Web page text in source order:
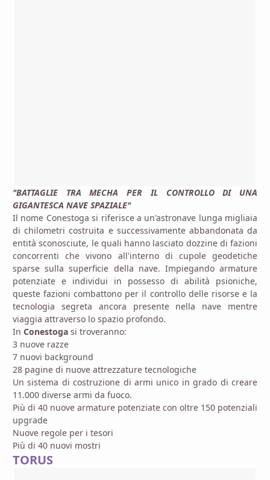
"BATTAGLIE TRA MECHA PER IL CONTROLLO DI UNA
GIGANTESCA NAVE SPAZIALE"
Il nome Conestoga si riferisce a un'astronave lunga migliaia
di chilometri costruita e successivamente abbandonata da
entità sconosciute, le quali hanno lasciato dozzine di fazioni
concorrenti che vivono all'interno di cupole geodetiche
sparse sulla superficie della nave. Impiegando armature
potenziate e individui in possesso di abilità psioniche,
queste fazioni combattono per il controllo delle risorse e la
tecnologia segreta ancora presente nella nave mentre
viaggia attraverso lo spazio profondo.
In Conestoga si troveranno:
3 nuove razze
7 nuovi background
28 pagine di nuove attrezzature tecnologiche
Un sistema di costruzione di armi unico in grado di creare
11.000 diverse armi da fuoco.
Più di 40 nuove armature potenziate con oltre 150 potenziali
upgrade
Nuove regole per i tesori
Più di 40 nuovi mostri
TORUS